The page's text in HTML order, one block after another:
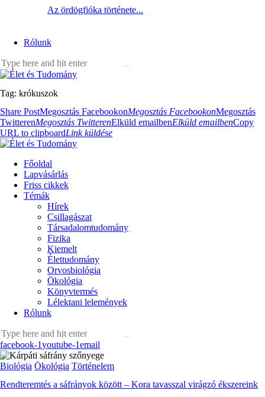
Az ördögfióka története...
Rólunk
Tag: krókuszok
Share PostMegosztás FacebookonMegosztás FacebookonMegosztás
TwitterenMegosztás TwitterenElküld emailbenElküld emailbenCopy
URL to clipboardLink küldése
Főoldal
Lapvásárlás
Friss cikkek
Témák
Hírek
Csillagászat
Társadalomtudomány
Fizika
Kiemelt
Élettudomány
Orvosbiológia
Ökológia
Könyvtermés
Lélektani lelemények
Rólunk
facebook-1youtube-1email
Biológia Ökológia Történelem
Rendteremtés a sáfrányok között – Kora tavasszal virágzó ékszereink